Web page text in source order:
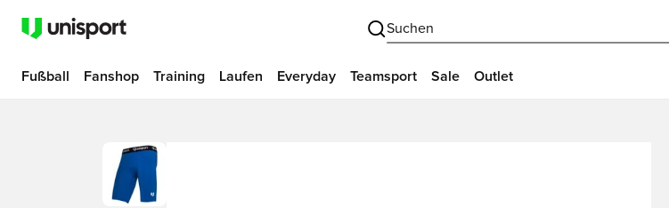
Suchen
Fußball Fanshop Training Laufen Everyday Teamsport Sale Outlet